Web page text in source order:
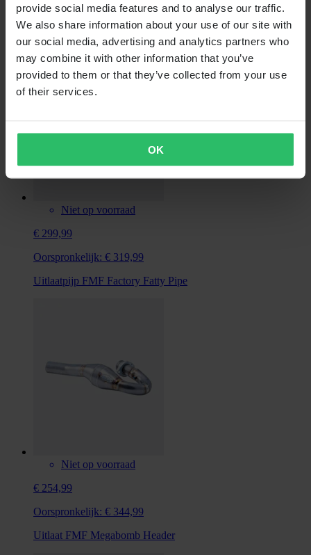
provide social media features and to analyse our traffic.
We also share information about your use of our site with
our social media, advertising and analytics partners who
may combine it with other information that you’ve
provided to them or that they’ve collected from your use
of their services.
OK
Oorspronkelijk:
€ 314,99
Uitlaat FMF Fatty Pipe
Niet op voorraad
€ 299,99
Oorspronkelijk: € 319,99
Uitlaatpijp FMF Factory Fatty Pipe
Niet op voorraad
€ 254,99
Oorspronkelijk: € 344,99
Uitlaat FMF Megabomb Header